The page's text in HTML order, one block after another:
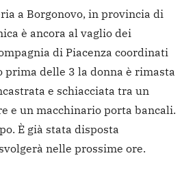
a Borgonovo, in provincia di
è ancora al vaglio dei
di Piacenza coordinati
prima delle 3 la donna è rimasta
e schiacciata tra un
e un macchinario porta bancali.
È già stata disposta
nelle prossime ore.